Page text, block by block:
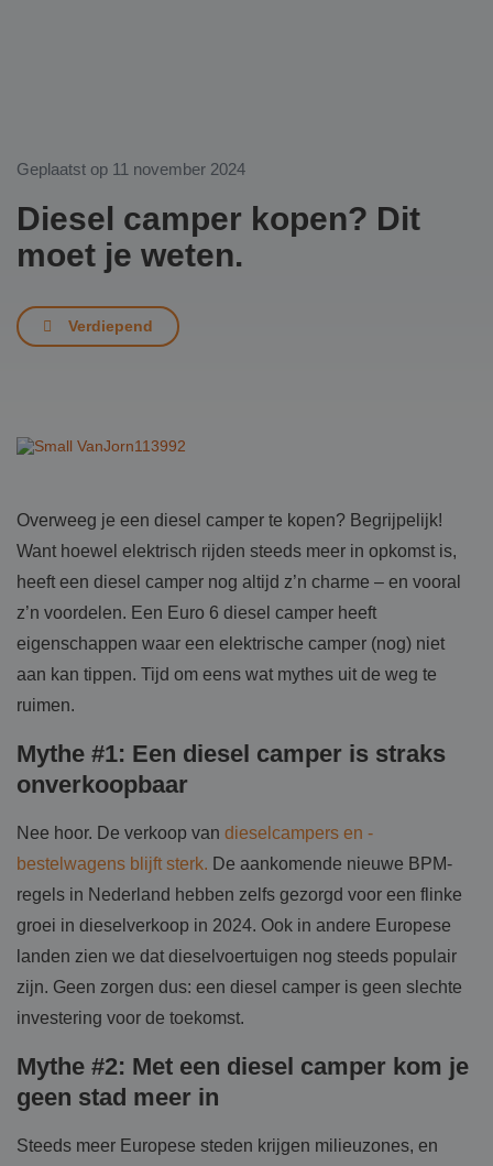
Geplaatst op 11 november 2024
Diesel camper kopen? Dit
moet je weten.
Verdiepend
Overweeg je een diesel camper te kopen? Begrijpelijk!
Want hoewel elektrisch rijden steeds meer in opkomst is,
heeft een diesel camper nog altijd z’n charme – en vooral
z’n voordelen. Een Euro 6 diesel camper heeft
eigenschappen waar een elektrische camper (nog) niet
aan kan tippen. Tijd om eens wat mythes uit de weg te
ruimen.
Mythe #1: Een diesel camper is straks
onverkoopbaar
Nee hoor. De verkoop van dieselcampers en -
bestelwagens blijft sterk. De aankomende nieuwe BPM-
regels in Nederland hebben zelfs gezorgd voor een flinke
groei in dieselverkoop in 2024. Ook in andere Europese
landen zien we dat dieselvoertuigen nog steeds populair
zijn. Geen zorgen dus: een diesel camper is geen slechte
investering voor de toekomst.
Mythe #2: Met een diesel camper kom je
geen stad meer in
Steeds meer Europese steden krijgen milieuzones, en